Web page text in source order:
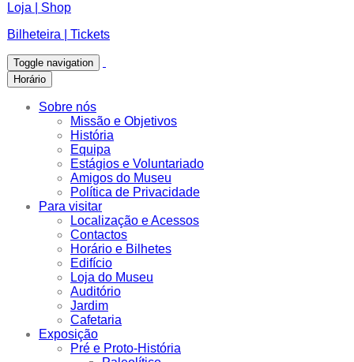
Loja | Shop
Bilheteira | Tickets
Toggle navigation
Horário
Sobre nós
Missão e Objetivos
História
Equipa
Estágios e Voluntariado
Amigos do Museu
Política de Privacidade
Para visitar
Localização e Acessos
Contactos
Horário e Bilhetes
Edifício
Loja do Museu
Auditório
Jardim
Cafetaria
Exposição
Pré e Proto-História